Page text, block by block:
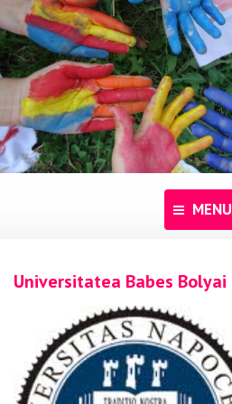
MENU
Despre noi
Programe
Pentru dascăli
Universitatea Babes Bolyai